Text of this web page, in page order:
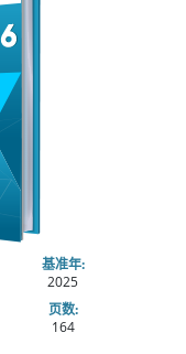
基准年:
2025
页数:
164